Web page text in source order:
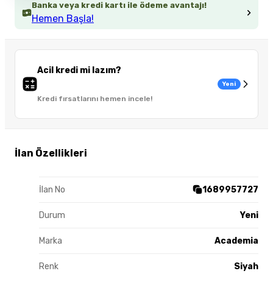
Banka veya kredi kartı ile ödeme avantajı!
Hemen Başla!
Acil kredi mi lazım?
Kredi fırsatlarını hemen incele!
Yeni
İlan Özellikleri
İlan No 1689957727
Durum Yeni
Marka Academia
Renk Siyah